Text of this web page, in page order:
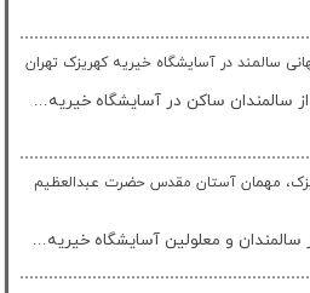
سالمند در آسایشگاه خیریه کهریزک تهران
مهمان آستان مقدس حضرت عبدالعظیم